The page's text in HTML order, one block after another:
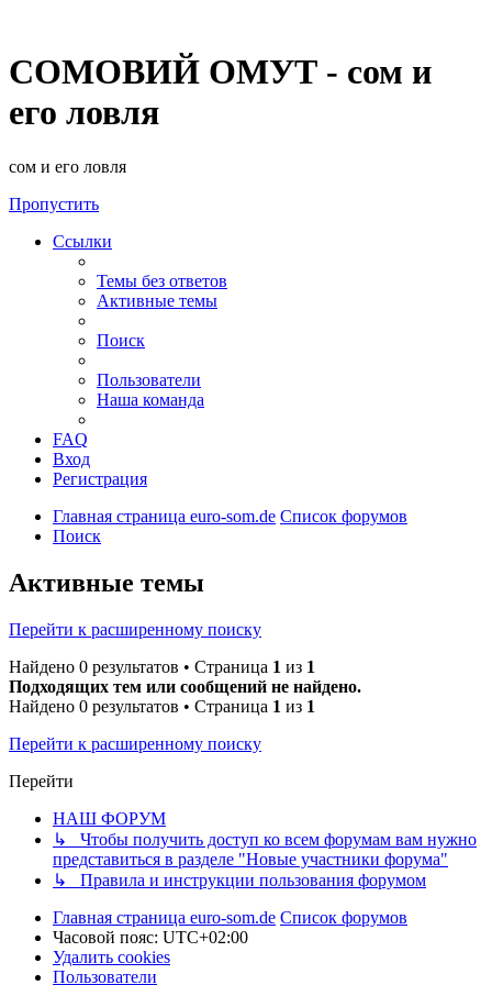
СОМОВИЙ ОМУТ - сом и
его ловля
сом и его ловля
Пропустить
Ссылки
Темы без ответов
Активные темы
Поиск
Пользователи
Наша команда
FAQ
Вход
Регистрация
Главная страница euro-som.de Список форумов
Поиск
Активные темы
Перейти к расширенному поиску
Найдено 0 результатов • Страница 1 из 1
Подходящих тем или сообщений не найдено.
Найдено 0 результатов • Страница 1 из 1
Перейти к расширенному поиску
Перейти
НАШ ФОРУМ
↳ Чтобы получить доступ ко всем форумам вам нужно
представиться в разделе "Новые участники форума"
↳ Правила и инструкции пользования форумом
Главная страница euro-som.de Список форумов
Часовой пояс: UTC+02:00
Удалить cookies
Пользователи